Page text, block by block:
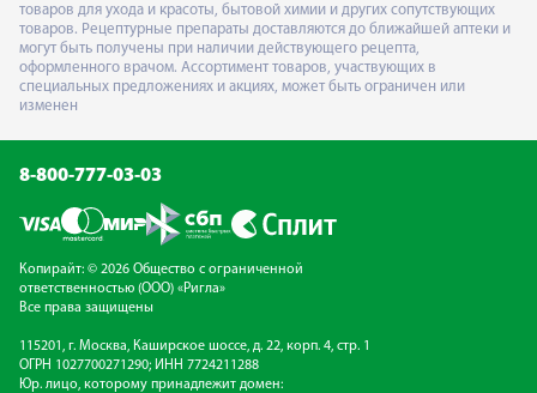
товаров для ухода и красоты, бытовой химии и других сопутствующих
товаров. Рецептурные препараты доставляются до ближайшей аптеки и
могут быть получены при наличии действующего рецепта,
оформленного врачом. Ассортимент товаров, участвующих в
специальных предложениях и акциях, может быть ограничен или
изменен
8-800-777-03-03
Копирайт: © 2026 Общество с ограниченной
ответственностью (ООО) «Ригла»
Все права защищены
115201, г. Москва, Каширское шоссе, д. 22, корп. 4, стр. 1
ОГРН 1027700271290; ИНН 7724211288
Юр. лицо, которому принадлежит домен: